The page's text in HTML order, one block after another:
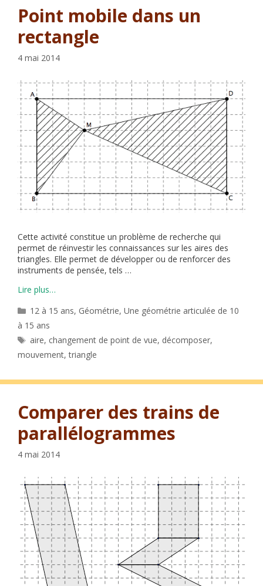
Point mobile dans un
rectangle
4 mai 2014
Cette activité constitue un problème de recherche qui
permet de réinvestir les connaissances sur les aires des
triangles. Elle permet de développer ou de renforcer des
instruments de pensée, tels …
Lire plus…
Catégories
12 à 15 ans, Géométrie,Une géométrie articulée de 10
à 15 ans
Étiquettes
aire, changement de point de vue, décomposer,
mouvement,triangle
Comparer des trains de
parallélogrammes
4 mai 2014